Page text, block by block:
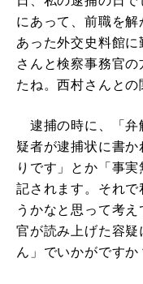
にあって、前職を
あった外交史料館
さんと検察事務官
たね。西村さんとの
逮捕の時に、「弁
疑者が逮捕状に書
りです」とか「事
記されます。それで
うかなと思って考
官が読み上げた容
ん」でいかがです